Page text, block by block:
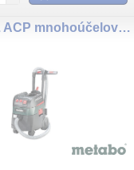
ASR 35 L ACP mnohoúčelový vysavač